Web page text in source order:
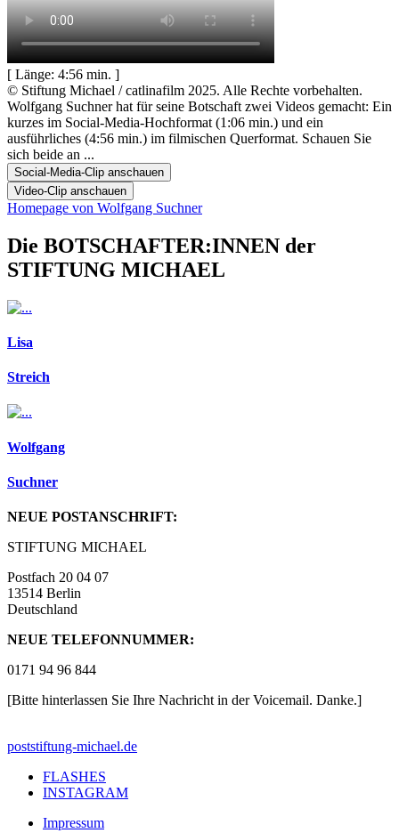
[ Länge: 4:56 min. ]
© Stiftung Michael / catlinafilm 2025. Alle Rechte vorbehalten.
Wolfgang Suchner hat für seine Botschaft zwei Videos gemacht: Ein
kurzes im Social-Media-Hochformat (1:06 min.) und ein
ausführliches (4:56 min.) im filmischen Querformat. Schauen Sie
sich beide an ...
Social-Media-Clip anschauen
Video-Clip anschauen
Homepage von Wolfgang Suchner
Die BOTSCHAFTER:INNEN der
STIFTUNG MICHAEL
Lisa
Streich
Wolfgang
Suchner
NEUE POSTANSCHRIFT:
STIFTUNG MICHAEL
Postfach 20 04 07
13514 Berlin
Deutschland
NEUE TELEFONNUMMER:
0171 94 96 844
[Bitte hinterlassen Sie Ihre Nachricht in der Voicemail. Danke.]
poststiftung-michael.de
FLASHES
INSTAGRAM
Impressum